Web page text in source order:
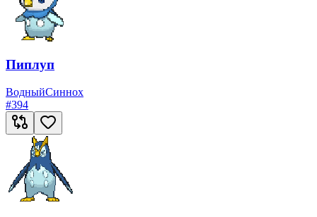
Пиплуп
ВодныйСиннох
#394